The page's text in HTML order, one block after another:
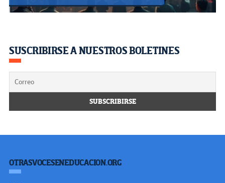
SUSCRIBIRSE A NUESTROS BOLETINES
OTRASVOCESENEDUCACION.ORG